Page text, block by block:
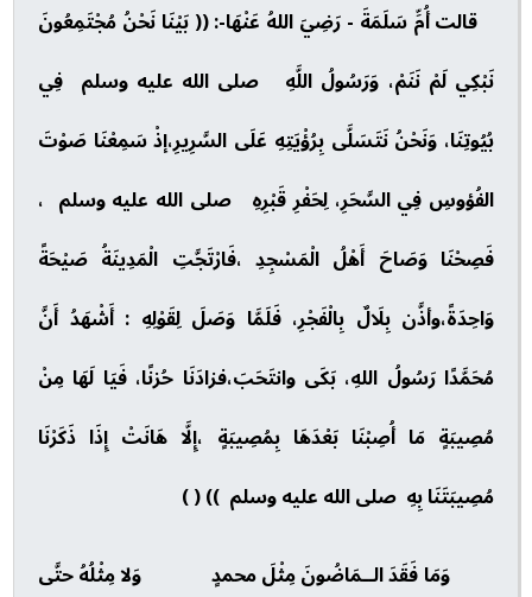
قالت أُمِّ سَلَمَةَ - رَضِيَ اللهُ عَنْهَا-: (( بَيْنَا نَحْنُ مُجْتَمِعُونَ
نَبْكِي لَمْ نَنَمْ، وَرَسُولُ اللَّهِ صلى الله عليه وسلم فِي
بُيُوتِنَا، وَنَحْنُ نَتَسَلَّى بِرُؤْيَتِهِ عَلَى السَّرِيرِ،إذْ سَمِعْنَا صَوْتَ
الفُؤوسِ فِي السَّحَرِ، لِحَفْرِ قَبْرِهِ صلى الله عليه وسلم ،
فَصِحْنَا وَصَاحَ أَهْلُ الْمَسْجِدِ ،فَارْتَجَّتِ الْمَدِينَةُ صَيْحَةً
وَاحِدَةً،وأذَّن بِلَالٌ بِالْفَجْرِ، فَلَمَّا وَصَلَ لِقَوْلِهِ : أَشْهَدُ أَنَّ
مُحَمَّدًا رَسُولُ اللهِ، بَكَى وانتَحَبَ،فزادَنَا حُزنًا، فَيَا لَهَا مِنْ
مُصِيبَةٍ مَا أُصِبْنَا بَعْدَهَا بِمُصِيبَةٍ ،إِلَّا هَانَتْ إِذَا ذَكَرْنَا
مُصِيبَتَنَا بِهِ صلى الله عليه وسلم )) ( )
وَمَا فَقَدَ الــمَاضُونَ مِثْلَ محمدٍ وَلا مِثْلُهُ حتَّى